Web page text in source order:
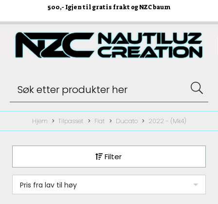
500,- Igjen til gratis frakt og NZC baum
Hjem Tilpasset Fiat Ducato 2022 - (Mk4)
Filter
Pris fra lav til høy